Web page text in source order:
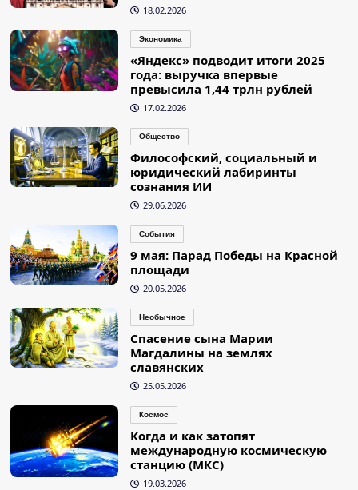
18.02.2026
Экономика
«Яндекс» подводит итоги 2025
года: выручка впервые
превысила 1,44 трлн рублей
17.02.2026
Общество
Философский, социальный и
юридический лабиринты
сознания ИИ
29.06.2026
События
9 мая: Парад Победы на Красной
площади
20.05.2026
Необычное
Спасение сына Марии
Магдалины на землях
славянских
25.05.2026
Космос
Когда и как затопят
международную космическую
станцию (МКС)
19.03.2026